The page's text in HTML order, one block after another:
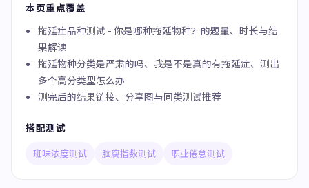
本页重点覆盖
拖延症品种测试 - 你是哪种拖延物种？的题量、时长与结
果解读
拖延物种分类是严肃的吗、我是不是真的有拖延症、测出
多个高分类型怎么办
测完后的结果链接、分享图与同类测试推荐
搭配测试
班味浓度测试 脑腐指数测试 职业倦怠测试